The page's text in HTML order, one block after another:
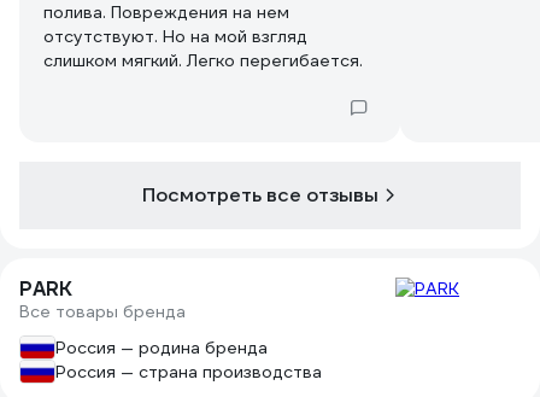
полива. Повреждения на нем
отсутствуют. Но на мой взгляд
слишком мягкий. Легко перегибается.
Посмотреть все отзывы
PARK
Все товары бренда
Россия — родина бренда
Россия — страна производства